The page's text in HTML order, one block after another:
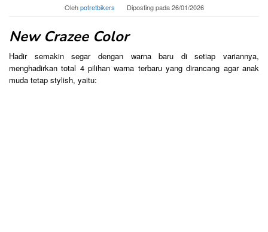
Olehpotretbikers Diposting pada26/01/2026
New Crazee Color
Hadir semakin segar dengan warna baru di setiap variannya,
menghadirkan total 4 pilihan warna terbaru yang dirancang agar anak
muda tetap stylish, yaitu: